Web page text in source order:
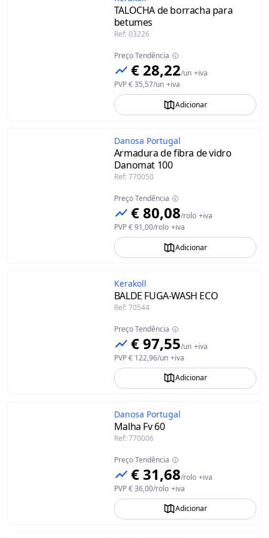
TALOCHA de borracha para
betumes
Ref: 03226
Preço Tendência
€ 28,22/un +iva
PVP€ 35,57/un +iva
Adicionar
Danosa Portugal
Armadura de fibra de vidro
Danomat 100
Ref: 770050
Preço Tendência
€ 80,08/rolo +iva
PVP€ 91,00/rolo +iva
Adicionar
Kerakoll
BALDE FUGA-WASH ECO
Ref: 70544
Preço Tendência
€ 97,55/un +iva
PVP€ 122,96/un +iva
Adicionar
Danosa Portugal
Malha Fv 60
Ref: 770006
Preço Tendência
€ 31,68/rolo +iva
PVP€ 36,00/rolo +iva
Adicionar